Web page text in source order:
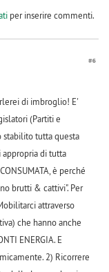
per inserire commenti.
#6
di imbroglio! E'
(Partiti e
stabilito tutta questa
appropria di tutta
è perché
brutti & cattivi". Per
attraverso
che hanno anche
ENERGIA. E
2) Ricorrere